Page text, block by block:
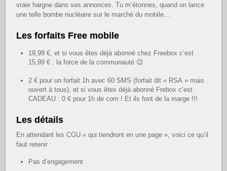
vraie hargne dans ses annonces. Tu m’étonnes, quand on lance
une telle bombe nucléaire sur le marché du mobile…
Les forfaits Free mobile
19,99 €, et si vous êtes déjà abonné chez Freebox c’est
15,99 € : la force de la communauté 😉
2 € pour un forfait 1h avec 60 SMS (forfait dit « RSA » mais
ouvert à tous), et si vous êtes déjà abonné Frebox c’est
CADEAU : 0 € pour 1h de com ! Et ils font de la marge !!!
Les détails
En attendant les CGU « qui tiendront en une page », voici ce qu’il
faut retenir :
Pas d’engagement